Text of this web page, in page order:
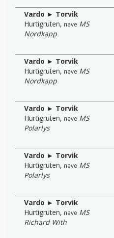
Vardo ► Torvik
Hurtigruten, nave MS
Nordkapp
Vardo ► Torvik
Hurtigruten, nave MS
Nordkapp
Vardo ► Torvik
Hurtigruten, nave MS
Polarlys
Vardo ► Torvik
Hurtigruten, nave MS
Polarlys
Vardo ► Torvik
Hurtigruten, nave MS
Richard With